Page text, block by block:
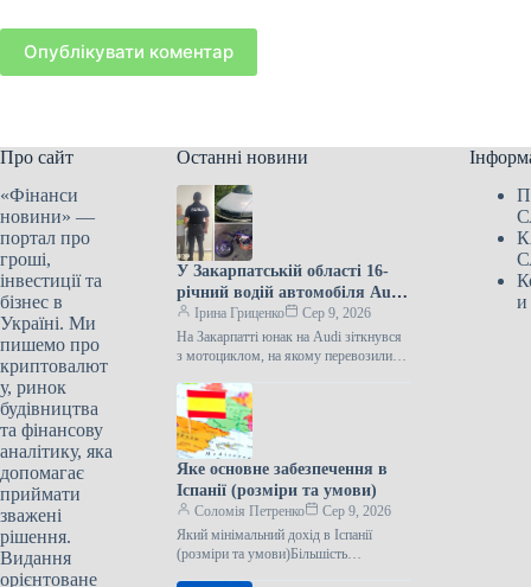
Опублікувати коментар
Про сайт
«Фінанси
новини» —
портал про
гроші,
інвестиції та
бізнес в
Україні. Ми
пишемо про
криптовалют
у, ринок
будівництва
та фінансову
аналітику, яка
допомагає
приймати
зважені
рішення.
Видання
орієнтоване
Останні новини
У Закарпатській області 16-
річний водій автомобіля Audi
зіткнувся з мотоциклом, за
кермом якого був 10-річний
хлопчик.
Ірина Гриценко
Сер 9, 2026
На Закарпатті юнак на Audi зіткнувся
з мотоциклом, на якому перевозилися
за кермом Audi зіткнувся…
Яке основне забезпечення в
Іспанії (розміри та умови)
Соломія Петренко
Сер 9, 2026
Який мінімальний дохід в Іспанії
(розміри та умови)Більшість
и